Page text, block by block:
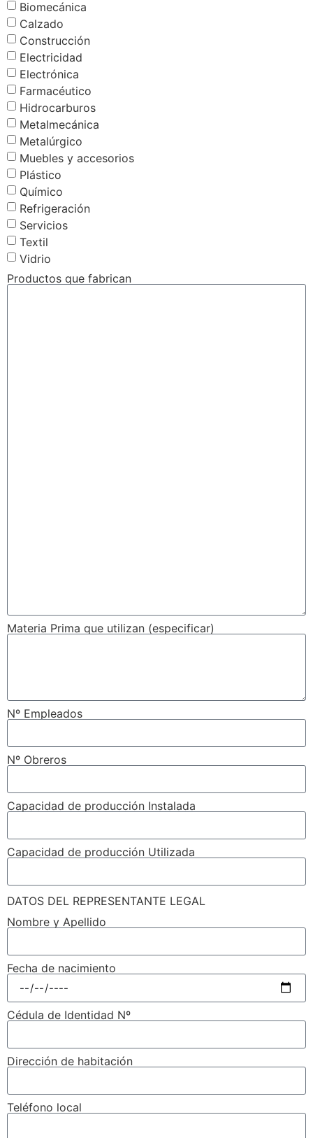
Biomecánica
Calzado
Construcción
Electricidad
Electrónica
Farmacéutico
Hidrocarburos
Metalmecánica
Metalúrgico
Muebles y accesorios
Plástico
Químico
Refrigeración
Servicios
Textil
Vidrio
Productos que fabrican
Materia Prima que utilizan (especificar)
Nº Empleados
Nº Obreros
Capacidad de producción Instalada
Capacidad de producción Utilizada
DATOS DEL REPRESENTANTE LEGAL
Nombre y Apellido
Fecha de nacimiento
Cédula de Identidad Nº
Dirección de habitación
Teléfono local